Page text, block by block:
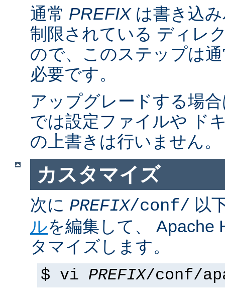
通常 PREFIXは書き込
制限されている ディレ
ので、このステップは
必要です。
アップグレードする場
では設定ファイルや ド
の上書きは行いません。
カスタマイズ
次に PREFIX/conf/ 以
ルを編集して、 Apache
タマイズします。
$ vi PREFIX/conf/